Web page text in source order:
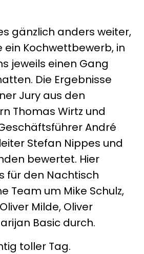
gänzlich anders weiter,
Kochwettbewerb, in
jeweils einen Gang
Die Ergebnisse
Jury aus den
Thomas Wirtz und
André
Stefan Nippes und
bewertet. Hier
für den Nachtisch
Team um Mike Schulz,
Milde, Oliver
Basic durch.
toller Tag.